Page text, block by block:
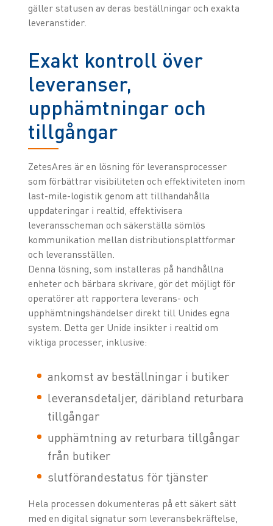
gäller statusen av deras beställningar och exakta
leveranstider.
Exakt kontroll över
leveranser,
upphämtningar och
tillgångar
ZetesAres är en lösning för leveransprocesser
som förbättrar visibiliteten och effektiviteten inom
last-mile-logistik genom att tillhandahålla
uppdateringar i realtid, effektivisera
leveransscheman och säkerställa sömlös
kommunikation mellan distributionsplattformar
och leveransställen.
Denna lösning, som installeras på handhållna
enheter och bärbara skrivare, gör det möjligt för
operatörer att rapportera leverans- och
upphämtningshändelser direkt till Unides egna
system. Detta ger Unide insikter i realtid om
viktiga processer, inklusive:
ankomst av beställningar i butiker
leveransdetaljer, däribland returbara
tillgångar
upphämtning av returbara tillgångar
från butiker
slutförandestatus för tjänster
Hela processen dokumenteras på ett säkert sätt
med en digital signatur som leveransbekräftelse,